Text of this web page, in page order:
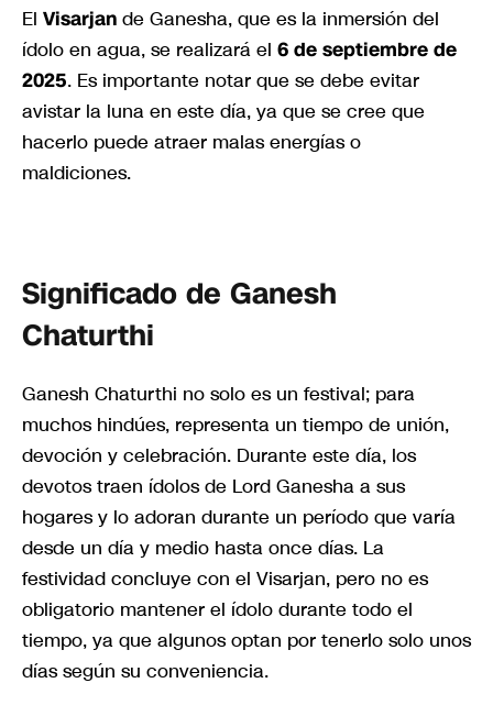
El Visarjan de Ganesha, que es la inmersión del
ídolo en agua, se realizará el 6 de septiembre de
2025. Es importante notar que se debe evitar
avistar la luna en este día, ya que se cree que
hacerlo puede atraer malas energías o
maldiciones.
Significado de Ganesh
Chaturthi
Ganesh Chaturthi no solo es un festival; para
muchos hindúes, representa un tiempo de unión,
devoción y celebración. Durante este día, los
devotos traen ídolos de Lord Ganesha a sus
hogares y lo adoran durante un período que varía
desde un día y medio hasta once días. La
festividad concluye con el Visarjan, pero no es
obligatorio mantener el ídolo durante todo el
tiempo, ya que algunos optan por tenerlo solo unos
días según su conveniencia.